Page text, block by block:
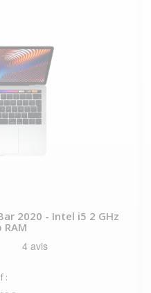
2020 - Intel i5 2 GHz
RAM
: